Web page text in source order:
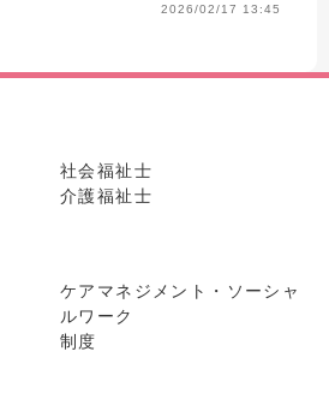
2026/02/17 13:45
社会福祉士
介護福祉士
ケアマネジメント・ソーシャ
ルワーク
制度